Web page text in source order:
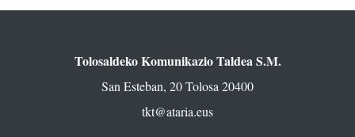
Tolosaldeko Komunikazio Taldea S.M.
San Esteban, 20 Tolosa 20400
tkt@ataria.eus